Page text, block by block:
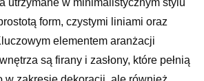
utrzymane w minimalistycznym stylu
form, czystymi liniami oraz
elementem aranżacji
są firany i zasłony, które pełnią